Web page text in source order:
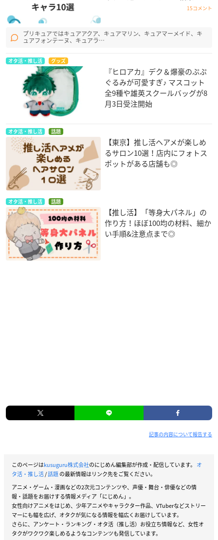
15コメント
プリキュアではキュアアクア、キュアマリン、キュアマーメイド、キ
ュアフォンテーヌ、キュアラ…
オタ活・推し活 グッズ
『ヒロアカ』デク＆爆豪のぷぷ
ぐるみが可愛すぎ♪ マスコット
全9種や雄英スクールバッグが8
月3日受注開始
オタ活・推し活 話題
【東京】推し活ヘアメが楽しめ
るサロン10選！店内にフォトス
ポットがある店舗も◎
オタ活・推し活 話題
【推し活】「等身大パネル」の
作り方！ほぼ100均の材料、細か
い手順&注意点まで◎
記事の内容について報告する
このページはkusuguru株式会社のにじめん編集部が作成・配信しています。 オ
タ活・推し活/話題の最新情報はリンク先をご覧ください。
アニメ・ゲーム・漫画などの2次元コンテンツや、声優・舞台・俳優などの情
報・話題をお届けする情報メディア「にじめん」。
女性向けアニメをはじめ、少年アニメやキャラクター作品、VTuberなどストリー
マーにも幅を広げ、オタクが気になる情報を幅広くお届けしています。
さらに、アンケート・ランキング・オタ活（推し活）お役立ち情報など、女性オ
タクがワクワク楽しめるようなコンテンツも発信しています。